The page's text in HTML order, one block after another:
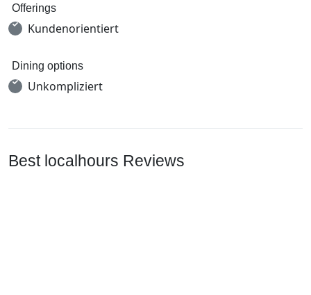
Offerings
Kundenorientiert
Dining options
Unkompliziert
Best localhours Reviews